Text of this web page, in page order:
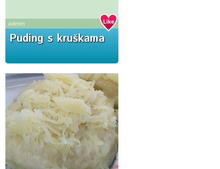
admin
Puding s kruškama